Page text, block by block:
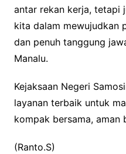
antar rekan kerja, tetapi
kita dalam mewujudkan
dan penuh tanggung
Manalu.
Kejaksaan Negeri
layanan terbaik untuk
kompak bersama, aman
(Ranto.S)